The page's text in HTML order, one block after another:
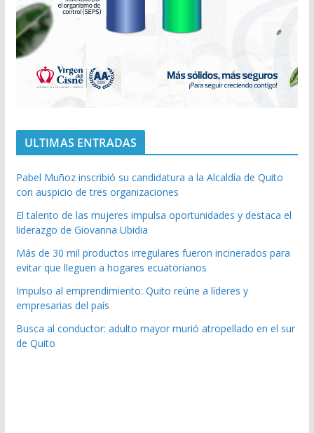
ULTIMAS ENTRADAS
Pabel Muñoz inscribió su candidatura a la Alcaldía de Quito
con auspicio de tres organizaciones
El talento de las mujeres impulsa oportunidades y destaca el
liderazgo de Giovanna Ubidia
Más de 30 mil productos irregulares fueron incinerados para
evitar que lleguen a hogares ecuatorianos
Impulso al emprendimiento: Quito reúne a líderes y
empresarias del país
Busca al conductor: adulto mayor murió atropellado en el sur
de Quito